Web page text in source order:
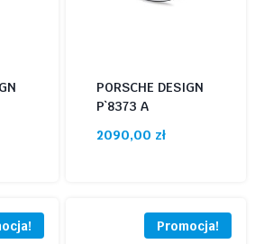
PORSCHE DESIGN
P`8373 A
2090,00 zł
Promocja!